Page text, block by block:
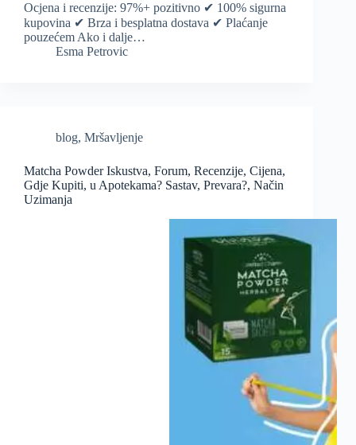
Ocjena i recenzije: 97%+ pozitivno ✔ 100% sigurna
kupovina ✔ Brza i besplatna dostava ✔ Plaćanje
pouzećem Ako i dalje…
Esma Petrovic
blog, Mršavljenje
Matcha Powder Iskustva, Forum, Recenzije, Cijena,
Gdje Kupiti, u Apotekama? Sastav, Prevara?, Način
Uzimanja